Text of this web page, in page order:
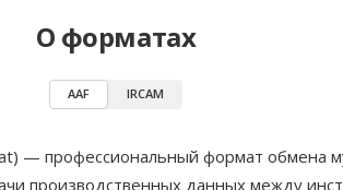
О форматах
AAF IRCAM
— профессиональный формат обмена
производственных данных между